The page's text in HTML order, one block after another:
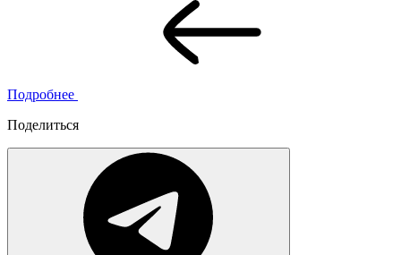
Подробнее
Поделиться